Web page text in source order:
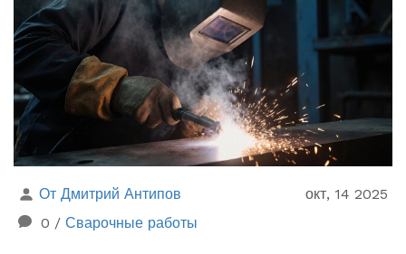
От Дмитрий Антипов
окт, 14 2025
0 / Сварочные работы